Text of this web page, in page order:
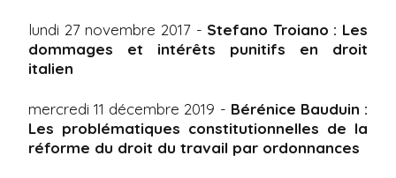
lundi 27 novembre 2017 - Stefano Troiano : Les
dommages et intérêts punitifs en droit
italien
mercredi 11 décembre 2019 - Bérénice Bauduin :
Les problématiques constitutionnelles de la
réforme du droit du travail par ordonnances